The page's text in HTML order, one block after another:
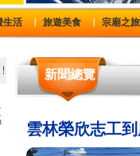
生活 旅遊美食 宗廟之旅
新聞總覽
雲林榮欣志工